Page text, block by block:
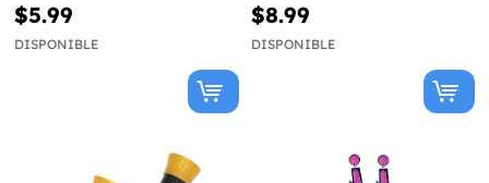
$5.99
DISPONIBLE
$8.99
DISPONIBLE